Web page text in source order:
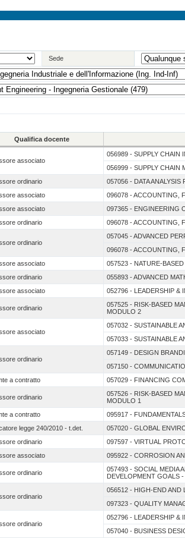
Sede
Qualifica docente
associato
056989 - SUPPLY CHAIN
056999 - SUPPLY CHAIN
ordinario 057056 - DATA
associato 096078 - ACCOUNTING,
associato 097365 - ENGINEERING
ordinario 096078 - ACCOUNTING,
ordinario
057045 - ADVANCED
096078 - ACCOUNTING,
associato 057523 - NATURE-
ordinario 055893 - ADVANCED
associato 052796 - LEADERSHIP &
ordinario
057525 - RISK-BASED
MODULO 2
associato
057032 - SUSTAINABLE
057033 - SUSTAINABLE
ordinario
057149 - DESIGN
057150 -
a contratto 057029 - FINANCING
ordinario
057526 - RISK-BASED
MODULO 1
a contratto 095917 -
legge 240/2010 - t.det. 057020 - GLOBAL
ordinario 097597 - VIRTUAL
associato 095922 - CORROSION
ordinario
057493 - SOCIAL MEDIA
DEVELOPMENT GOALS
ordinario
056512 - HIGH-END AND
097323 - QUALITY
ordinario
052796 - LEADERSHIP &
057040 - BUSINESS